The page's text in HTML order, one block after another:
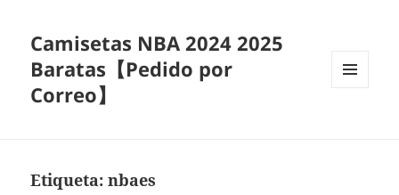
Camisetas NBA 2024 2025
Baratas【Pedido por
Correo】
Etiqueta:nbaes